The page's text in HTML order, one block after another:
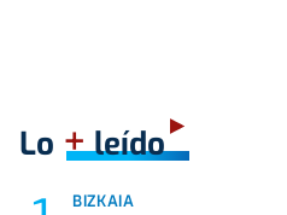
Lo +leído
BIZKAIA